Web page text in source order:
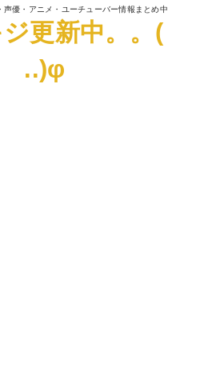
声優・アニメ・ユーチューバー情報まとめ中
更新中。。(
..)φ